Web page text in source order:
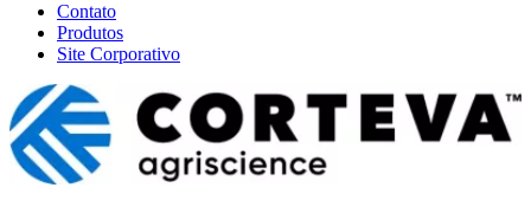
Contato
Produtos
Site Corporativo